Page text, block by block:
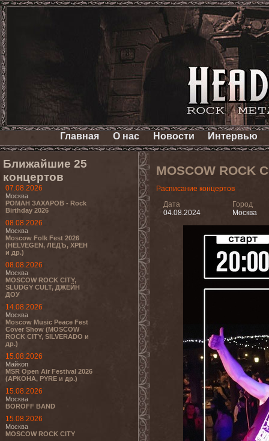
Главная О нас Новости Интервью
Ближайшие 25
концертов
07.08.2026
Москва
РОМАН ЗАХАРОВ - Rock
Birthday 2026
08.08.2026
Москва
Moscow Folk Fest 2026
(HELVEGEN, ЛЕДЪ, ХРЕН
и др.)
08.08.2026
Москва
MOSCOW ROCK CITY,
SLUDGY CULT, ДЖЕЙН
ДОУ
14.08.2026
Москва
Moscow Music Peace Fest
Cover Show (MOSCOW
ROCK CITY, SILVERADO и
др.)
15.08.2026
Майкоп
MSR Open Air Festival 2026
(АРКОНА, PYRE и др.)
15.08.2026
Москва
BOROFF BAND
15.08.2026
Москва
MOSCOW ROCK CITY
MOSCOW ROCK
Расписание концертов
Дата
04.08.2024
Город
Москва